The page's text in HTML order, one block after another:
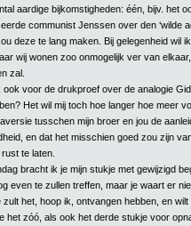
aardige bijkomstigheden: één, bijv. het
communist Jenssen over den ‘wilde
deze te lang maken. Bij gelegenheid wil
wij wonen zoo onmogelijk ver van
zal.
ook voor de drukproef over de analogie
Het wil mij toch hoe langer hoe meer
tusschen mijn broer en jou de
en dat het misschien goed zou zijn
te laten.
bracht ik je mijn stukje met gewijzigd
even te zullen treffen, maar je waart er
zult het, hoop ik, ontvangen hebben, en
het zóó, als ook het derde stukje voor